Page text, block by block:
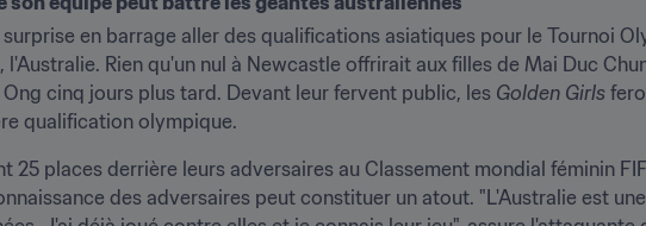
en barrage aller des qualifications asiatiques pour le Tournoi
Rien qu'un nul à Newcastle offrirait aux filles de Mai Duc
cinq jours plus tard. Devant leur fervent public, les Golden Girls
qualification olympique.
25 places derrière leurs adversaires au Classement mondial féminin
des adversaires peut constituer un atout. "L'Australie est